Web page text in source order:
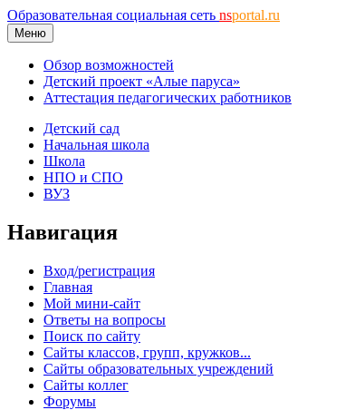
Образовательная социальная сеть nsportal.ru
Меню
Обзор возможностей
Детский проект «Алые паруса»
Аттестация педагогических работников
Детский сад
Начальная школа
Школа
НПО и СПО
ВУЗ
Навигация
Вход/регистрация
Главная
Мой мини-сайт
Ответы на вопросы
Поиск по сайту
Сайты классов, групп, кружков...
Сайты образовательных учреждений
Сайты коллег
Форумы